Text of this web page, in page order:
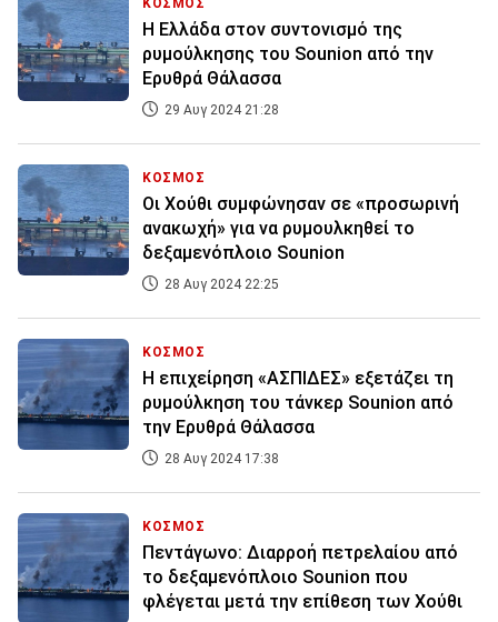
ΚΟΣΜΟΣ
H Ελλάδα στον συντονισμό της
ρυμούλκησης του Sounion από την
Ερυθρά Θάλασσα
29 Αυγ 2024 21:28
ΚΟΣΜΟΣ
Οι Χούθι συμφώνησαν σε «προσωρινή
ανακωχή» για να ρυμουλκηθεί το
δεξαμενόπλοιο Sounion
28 Αυγ 2024 22:25
ΚΟΣΜΟΣ
Η επιχείρηση «ΑΣΠΙΔΕΣ» εξετάζει τη
ρυμούλκηση του τάνκερ Sounion από
την Ερυθρά Θάλασσα
28 Αυγ 2024 17:38
ΚΟΣΜΟΣ
Πεντάγωνο: Διαρροή πετρελαίου από
το δεξαμενόπλοιο Sounion που
φλέγεται μετά την επίθεση των Χούθι